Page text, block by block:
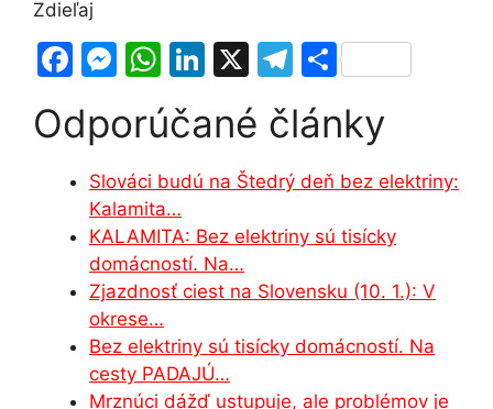
Zdieľaj
F
c
e
b
o
o
k
M
s
s
e
n
g
er
W
at
A
p
p
Li
k
dI
n
X
T
e
gr
a
m
S
ar
e
Odporúčané články
Slováci budú na Štedrý deň bez elektriny:
Kalamita…
KALAMITA: Bez elektriny sú tisícky
domácností. Na…
Zjazdnosť ciest na Slovensku (10. 1.): V
okrese…
Bez elektriny sú tisícky domácností. Na
cesty PADAJÚ…
Mrznúci dážď ustupuje, ale problémov je